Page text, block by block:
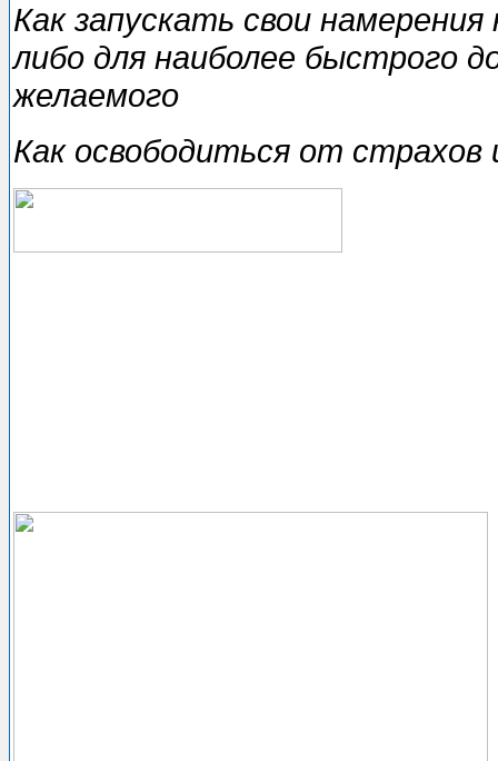
Как запускать свои намерения
либо для наиболее быстрого
желаемого
Как освободиться от страхов